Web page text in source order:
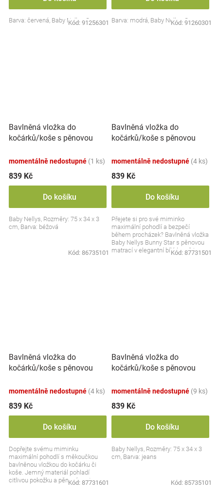
Barva: červená, Baby Nellys ®
Kód: 91256301 Barva: modrá, Baby Nellys ®
Kód: 91260301
Bavlněná vložka do
kočárků/koše s pěnovou
béžová
momentálně nedostupné (1 ks)
839 Kč
Do košíku
Baby Nellys, Rozměry: 75 x 34 x 3
cm, Barva: béžová
Kód: 86735101
Bavlněná vložka do
kočárků/koše s pěnovou
Star, bílá
momentálně nedostupné (4 ks)
839 Kč
Do košíku
Přejete si pro své miminko
maximální pohodlí a bezpečí
během procházek? Bavlněná vložka
Baby Nellys Bunny Star s pěnovou
matrací v elegantní bílé barvě je
Kód: 87731501
Bavlněná vložka do
kočárků/koše s pěnovou
bílá
momentálně nedostupné (4 ks)
839 Kč
Do košíku
Dopřejte svému miminku
maximální pohodlí s měkoučkou
bavlněnou vložkou do kočárku či
koše. Jemný materiál pohladí
citlivou pokožku a pěnová matrace
Kód: 87731601
Bavlněná vložka do
kočárků/koše s pěnovou
momentálně nedostupné (9 ks)
839 Kč
Do košíku
Baby Nellys, Rozměry: 75 x 34 x 3
cm, Barva: jeans
Kód: 85735101